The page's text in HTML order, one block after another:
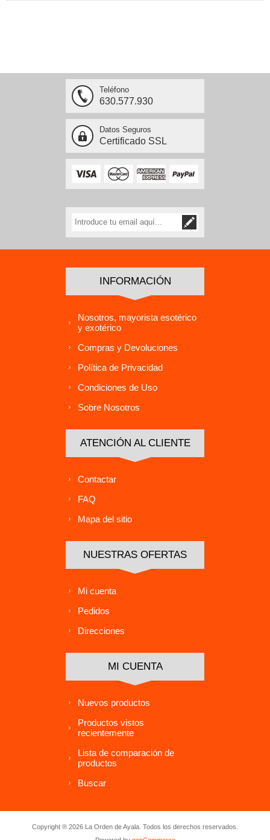
Teléfono
630.577.930
Datos Seguros
Certificado SSL
INFORMACIÓN
Nosotros, mayorista esotérico
y exotérico
Compras y Devoluciones
Política de Privacidad
Condiciones de Uso
Sobre Nosotros
ATENCIÓN AL CLIENTE
Contactar
FAQ
Mapa del sitio
NUESTRAS OFERTAS
Mi cuenta
Pedidos
Direcciones
MI CUENTA
Nuevos productos
Productos vistos
recientemente
Lista de comparación de
productos
Buscar
Copyright ® 2026 La Orden de Ayala. Todos los derechos reservados.